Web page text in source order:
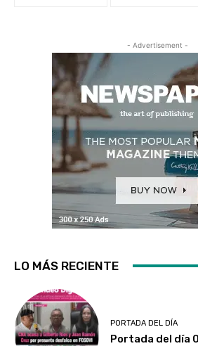
- Advertisement -
LO MÁS RECIENTE
PORTADA DEL DÍA
Portada del día